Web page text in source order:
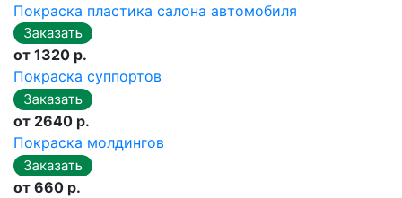
Покраска пластика салона автомобиля
от 1320 р.
Покраска суппортов
от 2640 р.
Покраска молдингов
от 660 р.